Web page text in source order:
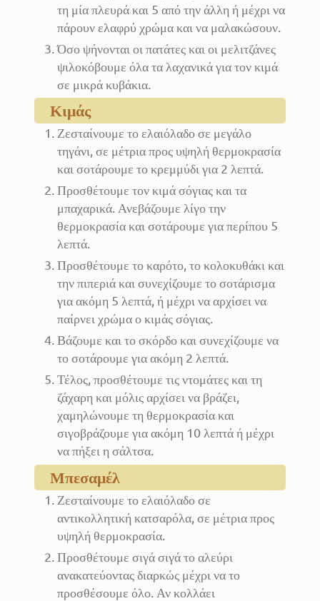
τη μία πλευρά και 5 από την άλλη ή μέχρι να
πάρουν ελαφρύ χρώμα και να μαλακώσουν.
Όσο ψήνονται οι πατάτες και οι μελιτζάνες
ψιλοκόβουμε όλα τα λαχανικά για τον κιμά
σε μικρά κυβάκια.
Κιμάς
Ζεσταίνουμε το ελαιόλαδο σε μεγάλο
τηγάνι, σε μέτρια προς υψηλή θερμοκρασία
και σοτάρουμε το κρεμμύδι για 2 λεπτά.
Προσθέτουμε τον κιμά σόγιας και τα
μπαχαρικά. Ανεβάζουμε λίγο την
θερμοκρασία και σοτάρουμε για περίπου 5
λεπτά.
Προσθέτουμε το καρότο, το κολοκυθάκι και
την πιπεριά και συνεχίζουμε το σοτάρισμα
για ακόμη 5 λεπτά, ή μέχρι να αρχίσει να
παίρνει χρώμα ο κιμάς σόγιας.
Βάζουμε και το σκόρδο και συνεχίζουμε να
το σοτάρουμε για ακόμη 2 λεπτά.
Τέλος, προσθέτουμε τις ντομάτες και τη
ζάχαρη και μόλις αρχίσει να βράζει,
χαμηλώνουμε τη θερμοκρασία και
σιγοβράζουμε για ακόμη 10 λεπτά ή μέχρι
να πήξει η σάλτσα.
Μπεσαμέλ
Ζεσταίνουμε το ελαιόλαδο σε
αντικολλητική κατσαρόλα, σε μέτρια προς
υψηλή θερμοκρασία.
Προσθέτουμε σιγά σιγά το αλεύρι
ανακατεύοντας διαρκώς μέχρι να το
προσθέσουμε όλο. Αν κολλάει